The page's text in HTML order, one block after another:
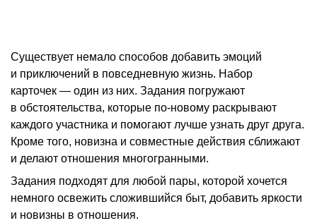
Существует немало способов добавить эмоций
и приключений в повседневную жизнь. Набор
карточек — один из них. Задания погружают
в обстоятельства, которые по-новому раскрывают
каждого участника и помогают лучше узнать друг друга.
Кроме того, новизна и совместные действия сближают
и делают отношения многогранными.
Задания подходят для любой пары, которой хочется
немного освежить сложившийся быт, добавить яркости
и новизны в отношения.